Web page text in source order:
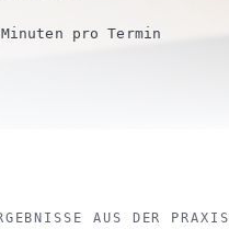
pro Termin
AUS DER PRAXIS